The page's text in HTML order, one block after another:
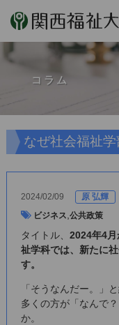
コラム
なぜ社会福祉
2024/02/09 原 弘輝
ビジネス,公共政策
タイトル、 2024年4
祉学科では、新たに
す。
「そうなんだー。」
多くの方が「なんで
か。